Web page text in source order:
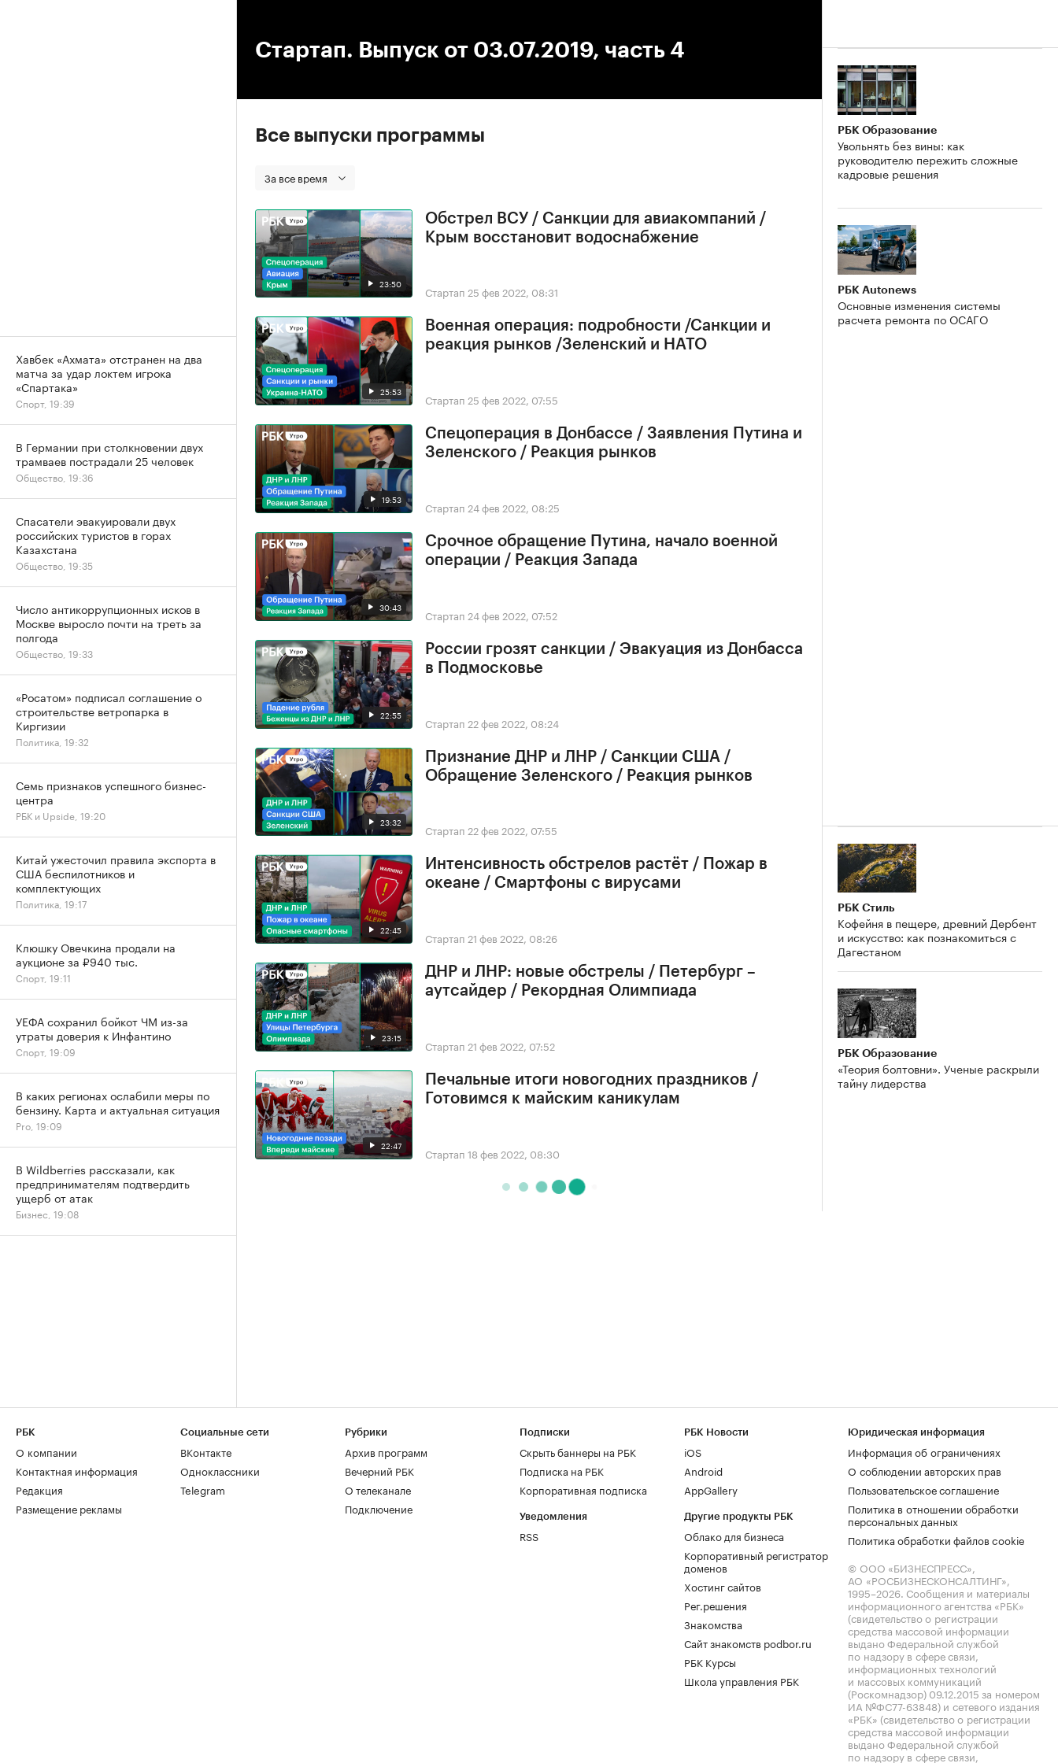
Стартап. Выпуск от 03.07.2019, часть 4
Все выпуски программы
За все время
23:50
Обстрел ВСУ / Санкции для авиакомпаний /
Крым восстановит водоснабжение
Стартап 25 фев 2022, 08:31
25:53
Военная операция: подробности /Санкции и
реакция рынков /Зеленский и НАТО
Стартап 25 фев 2022, 07:55
19:53
Спецоперация в Донбассе / Заявления Путина и
Зеленского / Реакция рынков
Стартап 24 фев 2022, 08:25
30:43
Срочное обращение Путина, начало военной
операции / Реакция Запада
Стартап 24 фев 2022, 07:52
22:55
России грозят санкции / Эвакуация из Донбасса
в Подмосковье
Стартап 22 фев 2022, 08:24
23:32
Признание ДНР и ЛНР / Санкции США /
Обращение Зеленского / Реакция рынков
Стартап 22 фев 2022, 07:55
22:45
Интенсивность обстрелов растёт / Пожар в
океане / Смартфоны с вирусами
Стартап 21 фев 2022, 08:26
23:15
ДНР и ЛНР: новые обстрелы / Петербург –
аутсайдер / Рекордная Олимпиада
Стартап 21 фев 2022, 07:52
22:47
Печальные итоги новогодних праздников /
Готовимся к майским каникулам
Стартап 18 фев 2022, 08:30
РБК Образование
Увольнять без вины: как
руководителю пережить сложные
кадровые решения
РБК Autonews
Основные изменения системы
расчета ремонта по ОСАГО
РБК Стиль
Кофейня в пещере, древний Дербент
и искусство: как познакомиться с
Дагестаном
РБК Образование
«Теория болтовни». Ученые раскрыли
тайну лидерства
Хавбек «Ахмата» отстранен на два
матча за удар локтем игрока
«Спартака»
Спорт, 19:39
В Германии при столкновении двух
трамваев пострадали 25 человек
Общество, 19:36
Спасатели эвакуировали двух
российских туристов в горах
Казахстана
Общество, 19:35
Число антикоррупционных исков в
Москве выросло почти на треть за
полгода
Общество, 19:33
«Росатом» подписал соглашение о
строительстве ветропарка в
Киргизии
Политика, 19:32
Семь признаков успешного бизнес-
центра
РБК и Upside, 19:20
Китай ужесточил правила экспорта в
США беспилотников и
комплектующих
Политика, 19:17
Клюшку Овечкина продали на
аукционе за ₽940 тыс.
Спорт, 19:11
УЕФА сохранил бойкот ЧМ из-за
утраты доверия к Инфантино
Спорт, 19:09
В каких регионах ослабили меры по
бензину. Карта и актуальная ситуация
Pro, 19:09
В Wildberries рассказали, как
предпринимателям подтвердить
ущерб от атак
Бизнес, 19:08
РБК
О компании
Контактная информация
Редакция
Размещение рекламы
Социальные сети
ВКонтакте
Одноклассники
Telegram
Рубрики
Архив программ
Вечерний РБК
О телеканале
Подключение
Подписки
Скрыть баннеры на РБК
Подписка на РБК
Корпоративная подписка
Уведомления
RSS
РБК Новости
iOS
Android
AppGallery
Другие продукты РБК
Облако для бизнеса
Корпоративный регистратор
доменов
Хостинг сайтов
Рег.решения
Знакомства
Сайт знакомств podbor.ru
РБК Курсы
Школа управления РБК
Юридическая информация
Информация об ограничениях
О соблюдении авторских прав
Пользовательское соглашение
Политика в отношении обработки
персональных данных
Политика обработки файлов cookie
© ООО «БИЗНЕСПРЕСС»,
АО «РОСБИЗНЕСКОНСАЛТИНГ»,
1995–2026. Сообщения и материалы
информационного агентства «РБК»
(свидетельство о регистрации
средства массовой информации
выдано Федеральной службой
по надзору в сфере связи,
информационных технологий
и массовых коммуникаций
(Роскомнадзор) 09.12.2015 за номером
ИА №ФС77-63848) и сетевого издания
«РБК» (свидетельство о регистрации
средства массовой информации
выдано Федеральной службой
по надзору в сфере связи,